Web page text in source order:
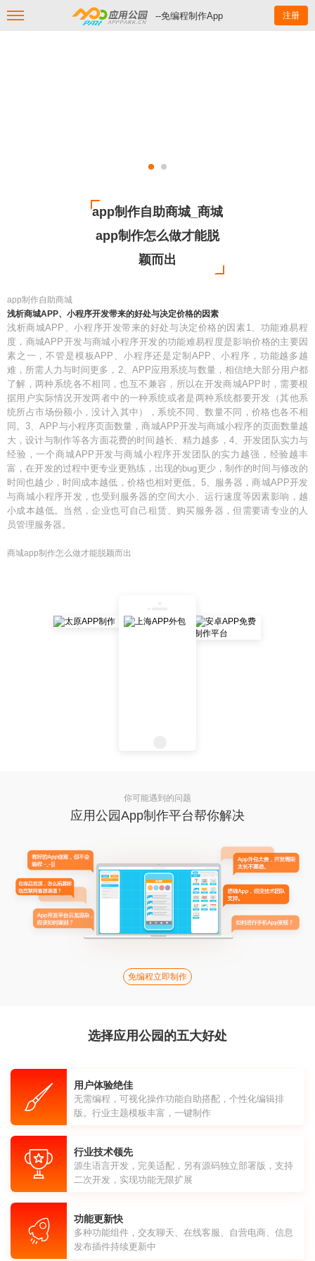
--免编程制作App 注册
app制作自助商城_商城
app制作怎么做才能脱
颖而出
app制作自助商城
浅析商城APP、小程序开发带来的好处与决定价格的因素
浅析商城APP、小程序开发带来的好处与决定价格的因素1、功能难易程
度，商城APP开发与商城小程序开发的功能难易程度是影响价格的主要因
素之一，不管是模板APP、小程序还是定制APP、小程序，功能越多越
难，所需人力与时间更多，2、APP应用系统与数量，相信绝大部分用户都
了解，两种系统各不相同，也互不兼容，所以在开发商城APP时，需要根
据用户实际情况开发两者中的一种系统或者是两种系统都要开发（其他系
统所占市场份额小，没计入其中），系统不同、数量不同，价格也各不相
同。3、APP与小程序页面数量，商城APP开发与商城小程序的页面数量越
大，设计与制作等各方面花费的时间越长、精力越多，4、开发团队实力与
经验，一个商城APP开发与商城小程序开发团队的实力越强，经验越丰
富，在开发的过程中更专业更熟练，出现的bug更少，制作的时间与修改的
时间也越少，时间成本越低，价格也相对更低。5、服务器，商城APP开发
与商城小程序开发，也受到服务器的空间大小、运行速度等因素影响，越
小成本越低。当然，企业也可自己租赁、购买服务器，但需要请专业的人
员管理服务器。
商城app制作怎么做才能脱颖而出
你可能遇到的问题
应用公园App制作平台帮你解决
免编程立即制作
选择应用公园的五大好处
用户体验绝佳
无需编程，可视化操作功能自助搭配，个性化编辑排
版。行业主题模板丰富，一键制作
行业技术领先
源生语言开发，完美适配，另有源码独立部署版，支持
二次开发，实现功能无限扩展
功能更新快
多种功能组件，交友聊天、在线客服、自营电商、信息
发布插件持续更新中